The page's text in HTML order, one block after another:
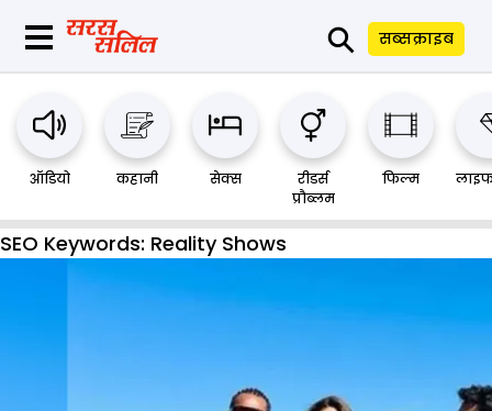
⚲ सब्सक्राइब
ऑडियो कहानी सेक्स
रीडर्स
प्रौब्लम
फिल्म
SEO Keywords: Reality Shows